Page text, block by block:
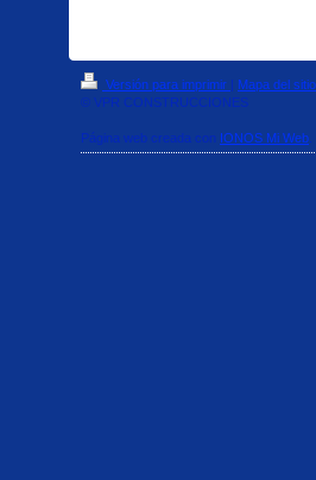
Versión para imprimir | Mapa del sitio
© VPR CONSTRUCCIONES
Página web creada con IONOS Mi Web